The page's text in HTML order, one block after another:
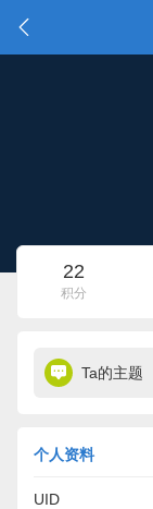
22
积分
Ta的主题
个人资料
UID